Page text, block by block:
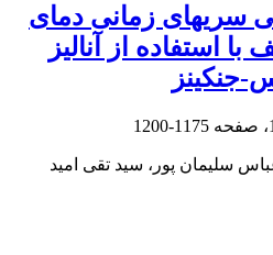
افزایش دقت پیش‎بینی سری‎های زمانی دمای
استفاده از آنالیز
1175-1200
سلیمان پور، سید تقی امید